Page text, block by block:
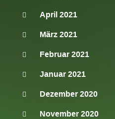
April 2021
März 2021
Februar 2021
Januar 2021
Dezember 2020
November 2020